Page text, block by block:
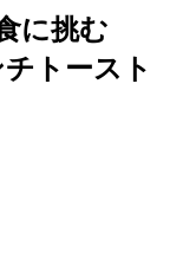
に挑む
トースト